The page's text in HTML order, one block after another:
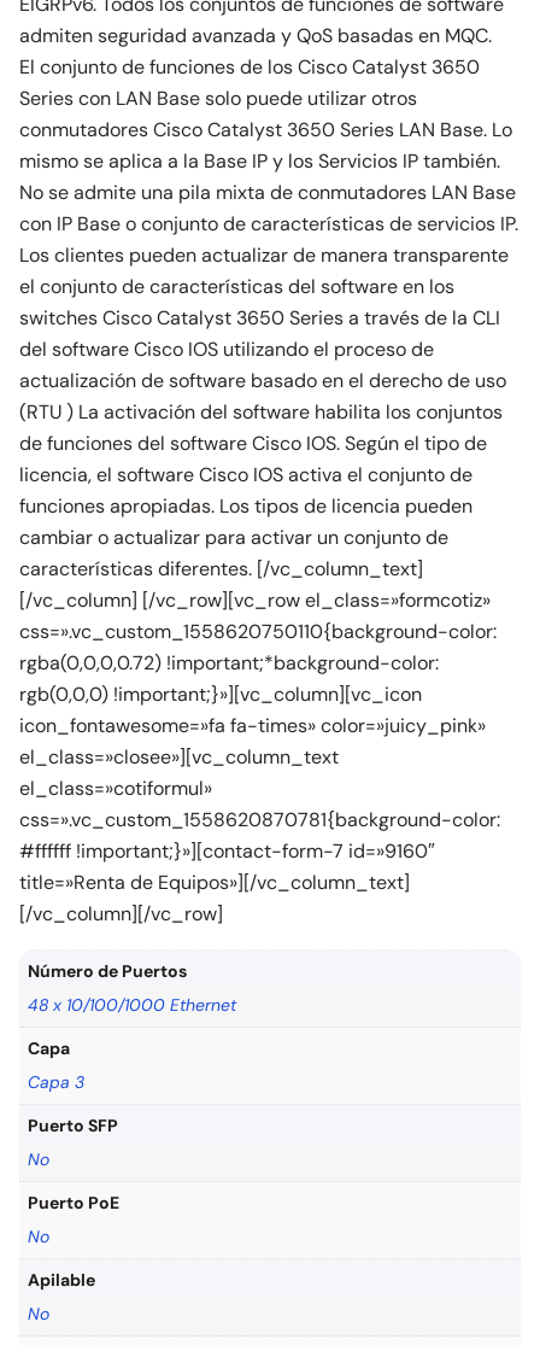
admiten seguridad avanzada y QoS basadas en MQC.
El conjunto de funciones de los Cisco Catalyst 3650
Series con LAN Base solo puede utilizar otros
conmutadores Cisco Catalyst 3650 Series LAN Base. Lo
mismo se aplica a la Base IP y los Servicios IP también.
No se admite una pila mixta de conmutadores LAN Base
con IP Base o conjunto de características de servicios IP.
Los clientes pueden actualizar de manera transparente
el conjunto de características del software en los
switches Cisco Catalyst 3650 Series a través de la CLI
del software Cisco IOS utilizando el proceso de
actualización de software basado en el derecho de uso
(RTU ) La activación del software habilita los conjuntos
de funciones del software Cisco IOS. Según el tipo de
licencia, el software Cisco IOS activa el conjunto de
funciones apropiadas. Los tipos de licencia pueden
cambiar o actualizar para activar un conjunto de
características diferentes. [/vc_column_text]
[/vc_column] [/vc_row][vc_row el_class=»formcotiz»
css=».vc_custom_1558620750110{background-color:
rgba(0,0,0,0.72) !important;*background-color:
rgb(0,0,0) !important;}»][vc_column][vc_icon
icon_fontawesome=»fa fa-times» color=»juicy_pink»
el_class=»closee»][vc_column_text
el_class=»cotiformul»
css=».vc_custom_1558620870781{background-color:
#ffffff !important;}»][contact-form-7 id=»9160″
title=»Renta de Equipos»][/vc_column_text]
[/vc_column][/vc_row]
Número de Puertos
48 x 10/100/1000 Ethernet
Capa
Capa 3
Puerto SFP
No
Puerto PoE
No
Apilable
No